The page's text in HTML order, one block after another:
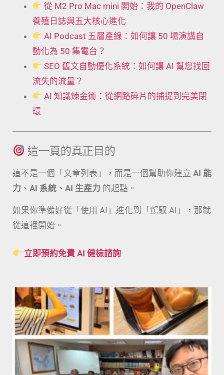
從 M2 Pro Mac mini 開始：我的 OpenClaw
養殖日誌與五大核心進化
AI Podcast 五層產線：如何讓 50 場演講自
動化為 50 集電台？
SEO 舊文自動優化系統：如何讓 AI 幫您找回
流失的流量？
AI 知識煉金術：從網路碎片的捕捉到完美閉
環
這一頁的真正目的
這不是一個「文章列表」，而是一個幫助你建立 AI 能
力 、 AI 系統 、 AI 生產力 的起點。
如果你準備好從「使用 AI」進化到「駕馭 AI」，那就
從這裡開始。
立即預約免費 AI 健檢諮詢